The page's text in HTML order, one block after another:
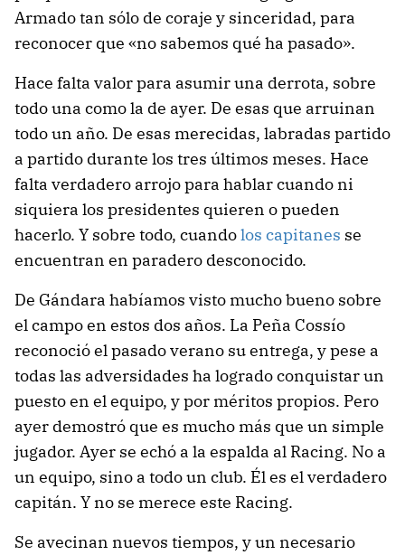
Armado tan sólo de coraje y sinceridad, para
reconocer que «no sabemos qué ha pasado».
Hace falta valor para asumir una derrota, sobre
todo una como la de ayer. De esas que arruinan
todo un año. De esas merecidas, labradas partido
a partido durante los tres últimos meses. Hace
falta verdadero arrojo para hablar cuando ni
siquiera los presidentes quieren o pueden
hacerlo. Y sobre todo, cuandolos capitanes se
encuentran en paradero desconocido.
De Gándara habíamos visto mucho bueno sobre
el campo en estos dos años. La Peña Cossío
reconoció el pasado verano su entrega, y pese a
todas las adversidades ha logrado conquistar un
puesto en el equipo, y por méritos propios. Pero
ayer demostró que es mucho más que un simple
jugador. Ayer se echó a la espalda al Racing. No a
un equipo, sino a todo un club. Él es el verdadero
capitán. Y no se merece este Racing.
Se avecinan nuevos tiempos, y un necesario